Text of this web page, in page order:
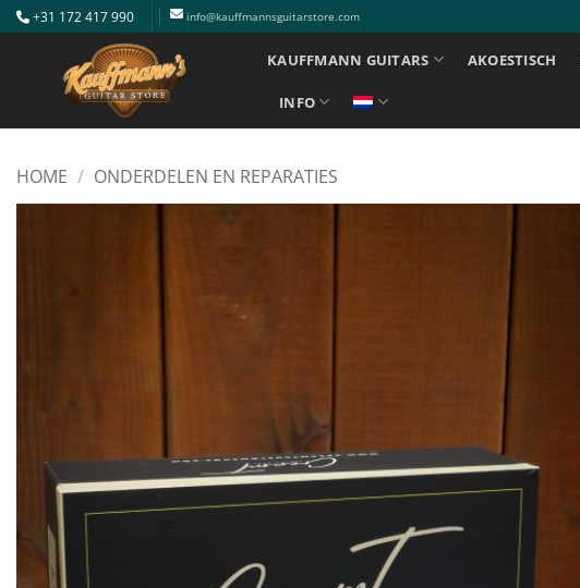
Ga
naar
+31 172 417 990 info@kauffmannsguitarstore.com
KAUFFMANN GUITARS AKOESTISCH
INFO
HOME / ONDERDELEN EN REPARATIES